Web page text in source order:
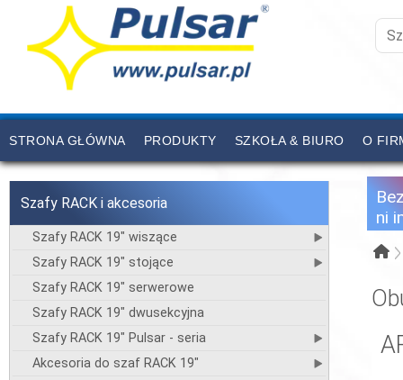
STRONA GŁÓWNA PRODUKTY SZKOŁA & BIURO O
CENNIK KONTAKT
Szafy RACK i akcesoria
Szafy RACK 19" wiszące
Szafy RACK 19" stojące
Szafy RACK 19" serwerowe
Szafy RACK 19" dwusekcyjna
Szafy RACK 19" Pulsar - seria
Akcesoria do szaf RACK 19"
ni